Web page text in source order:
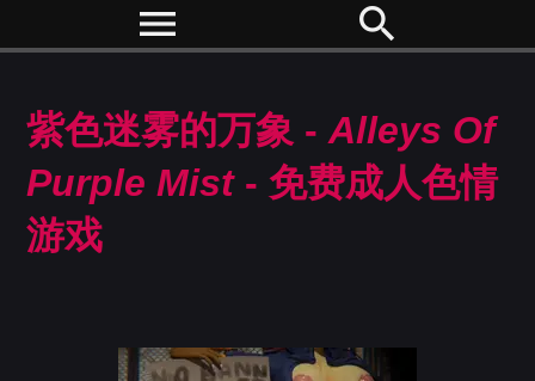
menu search
紫色迷雾的万象 -Alleys Of
Purple Mist- 免费成人色情
游戏